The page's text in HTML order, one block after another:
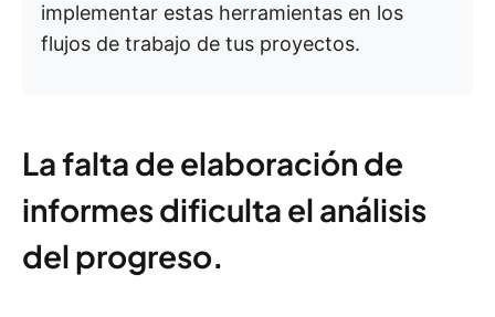
implementar estas herramientas en los
flujos de trabajo de tus proyectos.
La falta de elaboración de
informes dificulta el análisis
del progreso.